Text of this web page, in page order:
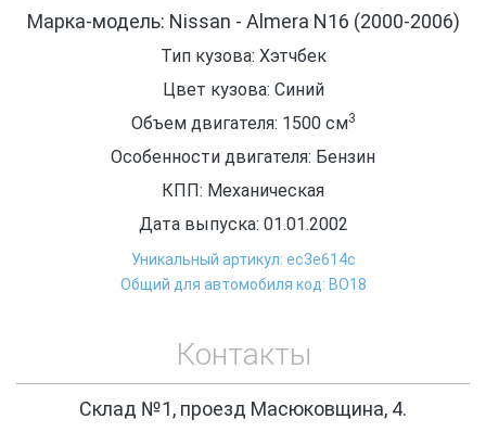
Марка-модель: Nissan - Almera N16 (2000-2006)
Тип кузова: Хэтчбек
Цвет кузова: Синий
Объем двигателя: 1500 см3
Особенности двигателя: Бензин
КПП: Механическая
Дата выпуска: 01.01.2002
Уникальный артикул: ec3e614c
Общий для автомобиля код: ВО18
Контакты
Склад №1, проезд Масюковщина, 4.